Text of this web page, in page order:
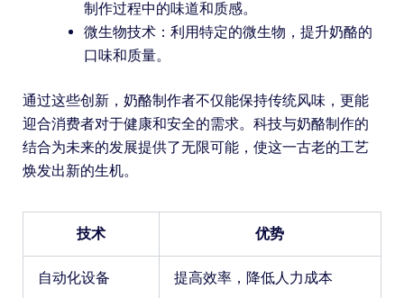
制作过程中的味道和质感。
微生物技术：利用特定的微生物，提升奶酪的
口味和质量。
通过这些创新，奶酪制作者不仅能保持传统风味，更能
迎合消费者对于健康和安全的需求。科技与奶酪制作的
结合为未来的发展提供了无限可能，使这一古老的工艺
焕发出新的生机。
技术 优势
自动化设备 提高效率，降低人力成本